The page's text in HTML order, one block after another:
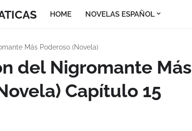
HOME NOVELAS ESPAÑOL
Más Poderoso (Novela)
del Nigromante Más
Capítulo 15